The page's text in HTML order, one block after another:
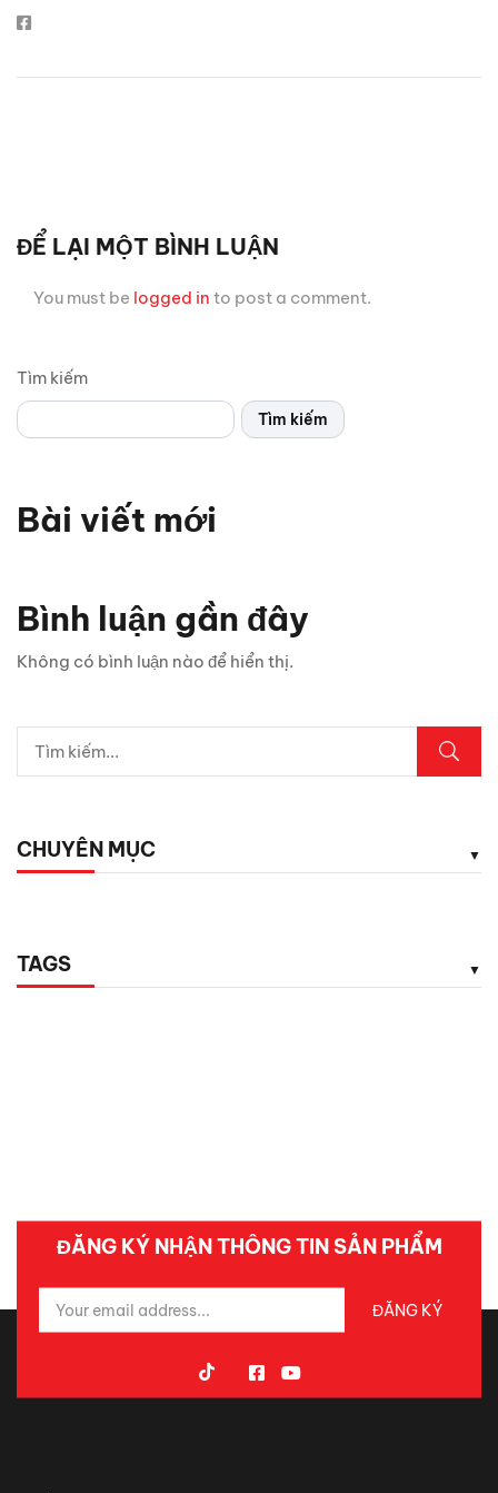
Tìm kiếm
Tìm kiếm
Bài viết mới
Bình luận gần đây
Không có bình luận nào để hiển thị.
CHUYÊN MỤC
TAGS
ĐỂ LẠI MỘT BÌNH LUẬN
You must be logged in to post a comment.
ĐĂNG KÝ NHẬN THÔNG TIN SẢN PHẨM